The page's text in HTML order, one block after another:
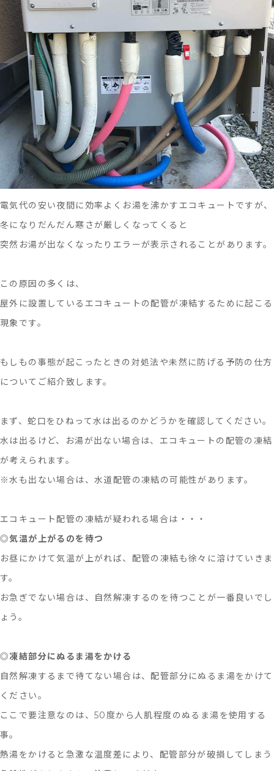
ン
に
掲
さ
れ
ま
し
た。
電気代の安い夜間に効率よくお湯を沸かすエコキュートですが、
冬になりだんだん寒さが厳しくなってくると
突然お湯が出なくなったりエラーが表示されることがあります。
この原因の多くは、
屋外に設置しているエコキュートの配管が凍結するために起こる
現象です。
もしもの事態が起こったときの対処法や未然に防げる予防の仕方
についてご紹介致します。
まず、蛇口をひねって水は出るのかどうかを確認してください。
水は出るけど、お湯が出ない場合は、エコキュートの配管の凍結
が考えられます。
※水も出ない場合は、水道配管の凍結の可能性があります。
エコキュート配管の凍結が疑われる場合は・・・
◎気温が上がるのを待つ
お昼にかけて気温が上がれば、配管の凍結も徐々に溶けていきま
す。
お急ぎでない場合は、自然解凍するのを待つことが一番良いでし
ょう。
◎凍結部分にぬるま湯をかける
自然解凍するまで待てない場合は、配管部分にぬるま湯をかけて
ください。
ここで要注意なのは、50度から人肌程度のぬるま湯を使用する
事。
熱湯をかけると急激な温度差により、配管部分が破損してしまう